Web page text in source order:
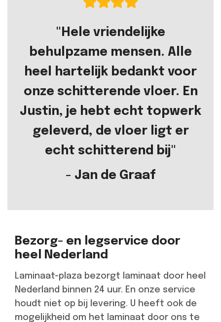
"Hele vriendelijke
behulpzame mensen. Alle
heel hartelijk bedankt voor
onze schitterende vloer. En
Justin, je hebt echt topwerk
geleverd, de vloer ligt er
echt schitterend bij"
- Jan de Graaf
Bezorg- en legservice door
heel Nederland
Laminaat-plaza bezorgt laminaat door heel
Nederland binnen 24 uur. En onze service
houdt niet op bij levering. U heeft ook de
mogelijkheid om het laminaat door ons te